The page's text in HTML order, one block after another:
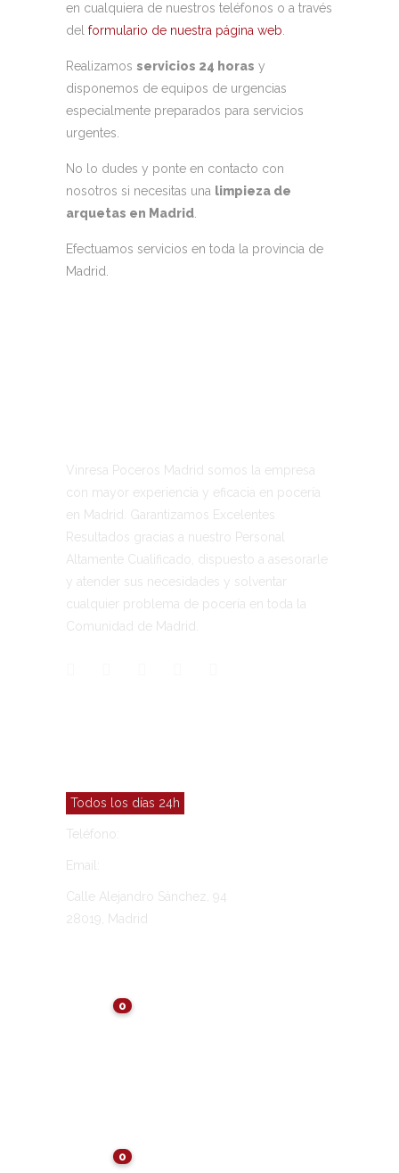
en cualquiera de nuestros teléfonos o a través
del formulario de nuestra página web
Realizamos servicios 24 horas y
disponemos de equipos de urgencias
especialmente preparados para servicios
urgentes.
No lo dudes y ponte en contacto con
nosotros si necesitas una limpieza de
arquetas en Madrid
Efectuamos servicios en toda la provincia de
Madrid.
Vinresa Poceros Madrid somos la empresa
con mayor experiencia y eficacia en pocería
en Madrid. Garantizamos Excelentes
Resultados gracias a nuestro Personal
Altamente Cualificado, dispuesto a asesorarle
y atender sus necesidades y solventar
cualquier problema de pocería en toda la
Comunidad de Madrid.
Todos los días 24h
Teléfono:
Email:
Calle Alejandro Sánchez, 94
28019, Madrid
0
0